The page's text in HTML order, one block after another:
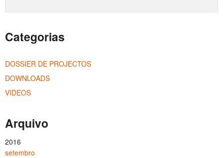
Categorias
DOSSIER DE PROJECTOS
DOWNLOADS
VIDEOS
Arquivo
2016
setembro